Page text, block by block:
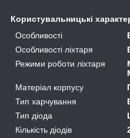
Користувальницькі
Особливості
Особливості ліхтаря
Режими роботи ліхтаря
Матеріал корпусу
Тип харчування
Тип діода
Кількість діодів